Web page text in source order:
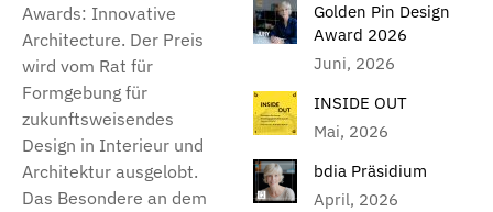
Awards: Innovative
Architecture. Der Preis
wird vom Rat für
Formgebung für
zukunftsweisendes
Design in Interieur und
Architektur ausgelobt.
Das Besondere an dem
Golden Pin Design
Award 2026
Juni, 2026
INSIDE OUT
Mai, 2026
bdia Präsidium
April, 2026